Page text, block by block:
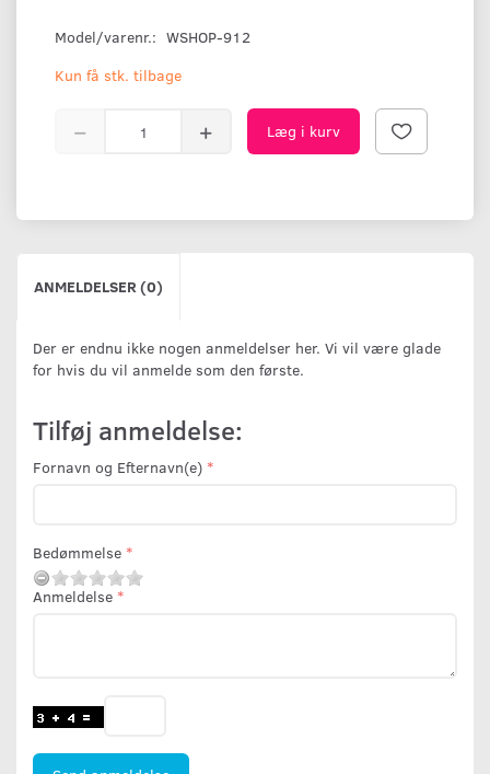
Model/varenr.: WSHOP-912
Kun få stk. tilbage
Læg i kurv
ANMELDELSER (0)
Der er endnu ikke nogen anmeldelser her. Vi vil være glade
for hvis du vil anmelde som den første.
Tilføj anmeldelse:
Fornavn og Efternavn(e)
Bedømmelse
Anmeldelse